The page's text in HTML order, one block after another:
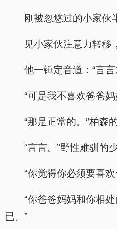
刚被忽悠过的小家伙
见小家伙注意力转移
他一锤定音道：“言
“可是我不喜欢爸爸
“那是正常的。”柏森
“言言。”野性难驯的
“你觉得你必须要喜
“你爸爸妈妈和你相
已。”